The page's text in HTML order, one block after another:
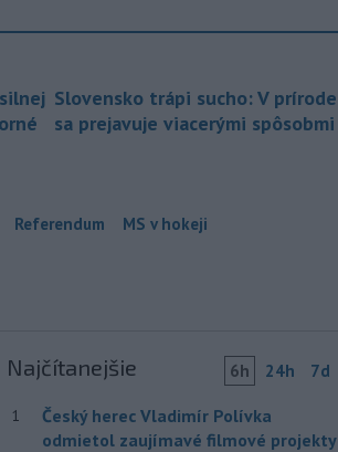
Slovensko trápi sucho: V prírode
sa prejavuje viacerými spôsobmi
Referendum MS v hokeji
Najčítanejšie 6h 24h 7d
1
Český herec Vladimír Polívka
odmietol zaujímavé filmové projekty